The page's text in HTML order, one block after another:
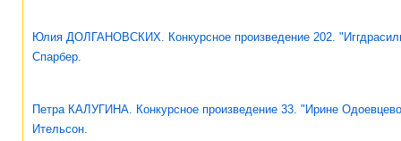
Юлия ДОЛГАНОВСКИХ. Конкурсное произведение 202.
Спарбер.
Петра КАЛУГИНА. Конкурсное произведение 33. "Ирине
Ительсон.